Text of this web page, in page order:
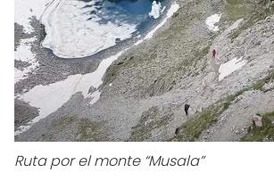
Ruta por el monte “Musala”